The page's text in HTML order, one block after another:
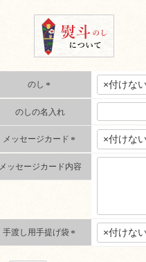
のし
(
必
須
)
のしの名入れ
メッセージカード
(
必
須
メッセージカード内容
手渡し用手提げ袋
(